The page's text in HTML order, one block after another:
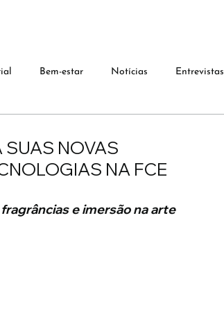
Bem-estar Notícias Entrevistas
SUAS NOVAS
NA FCE
e imersão na arte